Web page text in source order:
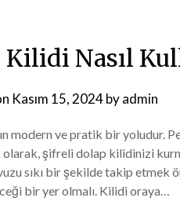
Nasıl
Kasım 15, 2024byadmin
modern ve pratik bir yoludur.
şifreli dolap kilidinizi
sıkı bir şekilde takip etmek
bir yer olmalı. Kilidi oraya…